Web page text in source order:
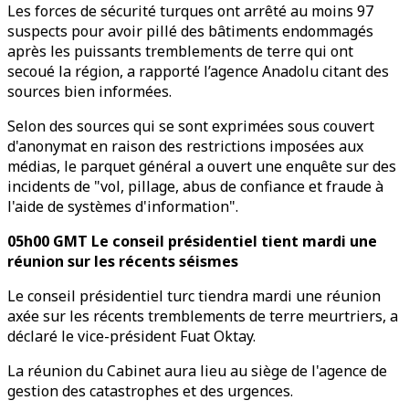
Les forces de sécurité turques ont arrêté au moins 97
suspects pour avoir pillé des bâtiments endommagés
après les puissants tremblements de terre qui ont
secoué la région, a rapporté l’agence Anadolu citant des
sources bien informées.
Selon des sources qui se sont exprimées sous couvert
d'anonymat en raison des restrictions imposées aux
médias, le parquet général a ouvert une enquête sur des
incidents de "vol, pillage, abus de confiance et fraude à
l'aide de systèmes d'information".
05h00 GMT Le conseil présidentiel tient mardi une
réunion sur les récents séismes
Le conseil présidentiel turc tiendra mardi une réunion
axée sur les récents tremblements de terre meurtriers, a
déclaré le vice-président Fuat Oktay.
La réunion du Cabinet aura lieu au siège de l'agence de
gestion des catastrophes et des urgences.